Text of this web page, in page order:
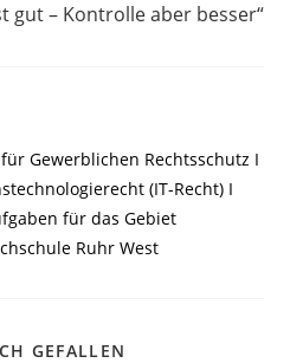
gut – Kontrolle aber besser“
Gewerblichen Rechtsschutz I
(IT-Recht) I
für das Gebiet
Ruhr West
GEFALLEN